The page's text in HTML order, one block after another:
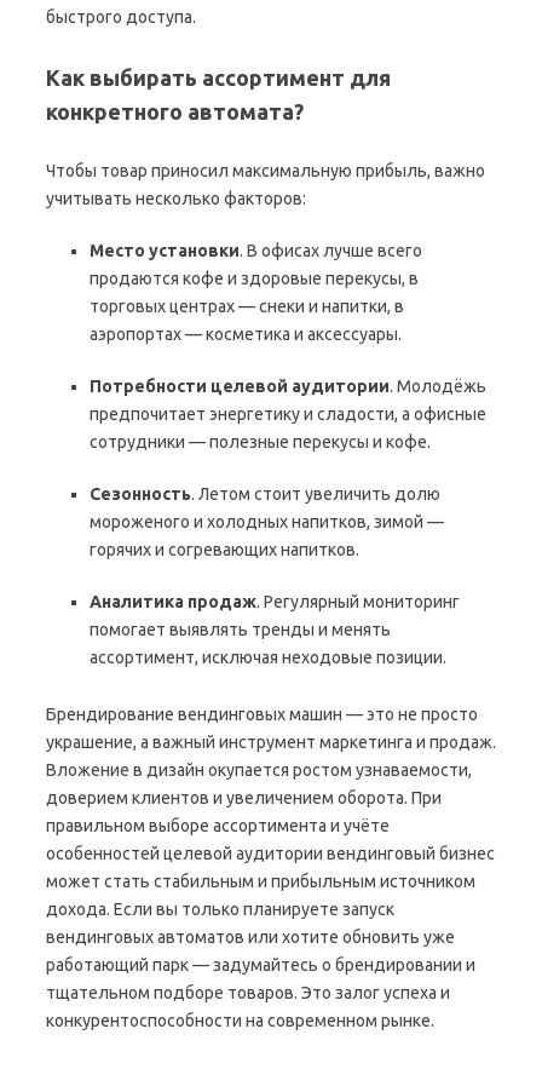
быстрого доступа.
Как выбирать ассортимент для
конкретного автомата?
Чтобы товар приносил максимальную прибыль, важно
учитывать несколько факторов:
Место установки. В офисах лучше всего
продаются кофе и здоровые перекусы, в
торговых центрах — снеки и напитки, в
аэропортах — косметика и аксессуары.
Потребности целевой аудитории. Молодёжь
предпочитает энергетику и сладости, а офисные
сотрудники — полезные перекусы и кофе.
Сезонность. Летом стоит увеличить долю
мороженого и холодных напитков, зимой —
горячих и согревающих напитков.
Аналитика продаж. Регулярный мониторинг
помогает выявлять тренды и менять
ассортимент, исключая неходовые позиции.
Брендирование вендинговых машин — это не просто
украшение, а важный инструмент маркетинга и продаж.
Вложение в дизайн окупается ростом узнаваемости,
доверием клиентов и увеличением оборота. При
правильном выборе ассортимента и учёте
особенностей целевой аудитории вендинговый бизнес
может стать стабильным и прибыльным источником
дохода. Если вы только планируете запуск
вендинговых автоматов или хотите обновить уже
работающий парк — задумайтесь о брендировании и
тщательном подборе товаров. Это залог успеха и
конкурентоспособности на современном рынке.